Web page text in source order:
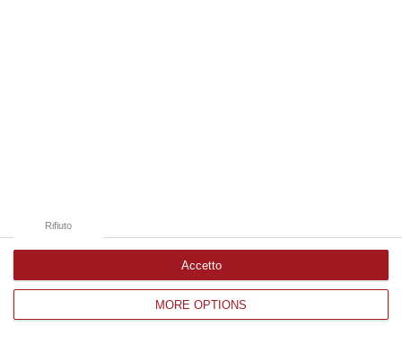
MORE OPTIONS
Rifiuto
Accetto
Corriere delle Calabria è una testata giornalistica di News&Com S.r.l